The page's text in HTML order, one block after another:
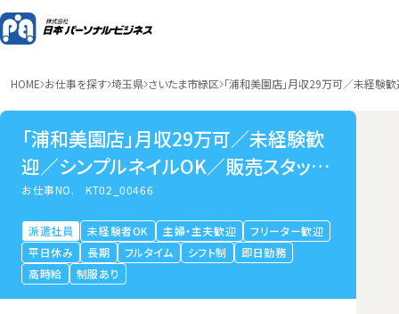
HOME お仕事を探す 埼玉県 さいたま市緑区 「浦和美園店」月収29万可／未経験
「浦和美園店」月収29万可／未経験歓
迎／シンプルネイルOK／販売スタッフ
／ワイモバイル
お仕事NO.KT02_00466
派遣社員 未経験者OK 主婦・主夫歓迎
フリーター歓迎
平日休み
長期 フルタイム シフト制
即日勤務
高時給
制服あり